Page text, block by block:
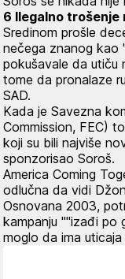
6 Ilegalno trošenje
Sredinom prošle
nečega znanog kao
pokušavale da utiču
tome da pronalaze
SAD.
Kada je Savezna
Commission, FEC)
koji su bili najviše
sponzorisao Soroš.
America Coming
odlučna da vidi
Osnovana 2003,
kampanju ""izađi po
moglo da ima